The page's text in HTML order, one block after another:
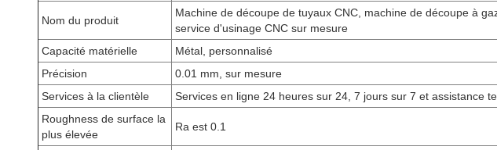
Nom du produit
Machine de découpe de tuyaux CNC, machine de découpe à
service d'usinage CNC sur mesure
Capacité matérielle
Métal, personnalisé
Précision
0.01 mm, sur mesure
Services à la clientèle
Services en ligne 24 heures sur 24, 7 jours sur 7 et assistance
Roughness de surface la
plus élevée
Ra est 0.1